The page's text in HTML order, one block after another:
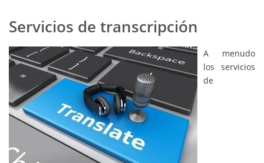
Servicios de transcripción
A menudo
los servicios
de